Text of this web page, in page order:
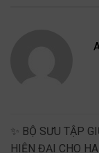
✨ BỘ SƯU TẬP
HIỆN ĐẠI CHO